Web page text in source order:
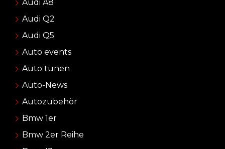
Audi A8
Audi Q2
Audi Q5
Auto events
Auto tunen
Auto-News
Autozubehör
Bmw 1er
Bmw 2er Reihe